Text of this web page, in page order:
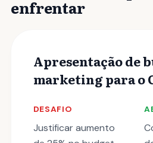
enfrentar
Apresentação de
marketing para o
DESAFIO
Justificar aumento